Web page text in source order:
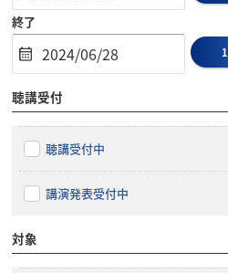
終了
聴講受付
聴講受付中
講演発表受付中
対象